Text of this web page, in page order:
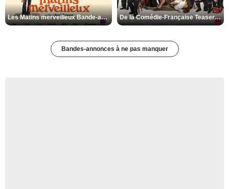
Les Matins merveilleux Bande-annonce VF De la Comédie-Française Teaser VF
Bandes-annonces à ne pas manquer